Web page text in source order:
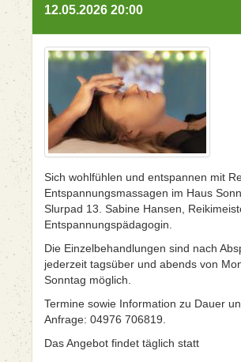
12.05.2026 20:00
Sich wohlfühlen und entspannen mit
Entspannungsmassagen im Haus
Slurpad 13. Sabine Hansen,
Entspannungspädagogin.
Die Einzelbehandlungen sind nach
jederzeit tagsüber und abends von
Sonntag möglich.
Termine sowie Information zu Dauer
Anfrage: 04976 706819.
Das Angebot findet täglich statt